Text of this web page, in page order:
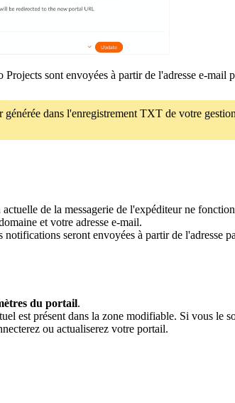
sont envoyées à partir de l'adresse e-mail
dans l'enregistrement TXT de votre
de la messagerie de l'expéditeur ne
et votre adresse e-mail.
seront envoyées à partir de l'adresse
du portail.
est présent dans la zone modifiable. Si vous le
ou actualiserez votre portail.